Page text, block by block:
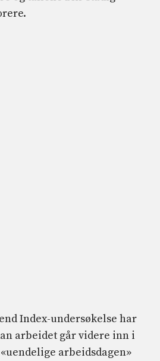
Index-undersøkelse har
arbeidet går videre inn i
arbeidsdagen»